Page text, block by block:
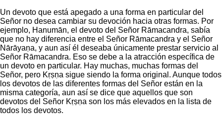
Un devoto que está apegado a una forma en particular del
Señor no desea cambiar su devoción hacia otras formas. Por
ejemplo, Hanumān, el devoto del Señor Rāmacandra, sabía
que no hay diferencia entre el Señor Rāmacandra y el Señor
Nārāyaṇa, y aun así él deseaba únicamente prestar servicio al
Señor Rāmacandra. Eso se debe a la atracción específica de
un devoto en particular. Hay muchas, muchas formas del
Señor, pero Kṛṣṇa sigue siendo la forma original. Aunque todos
los devotos de las diferentes formas del Señor están en la
misma categoría, aun así se dice que aquellos que son
devotos del Señor Kṛṣṇa son los más elevados en la lista de
todos los devotos.